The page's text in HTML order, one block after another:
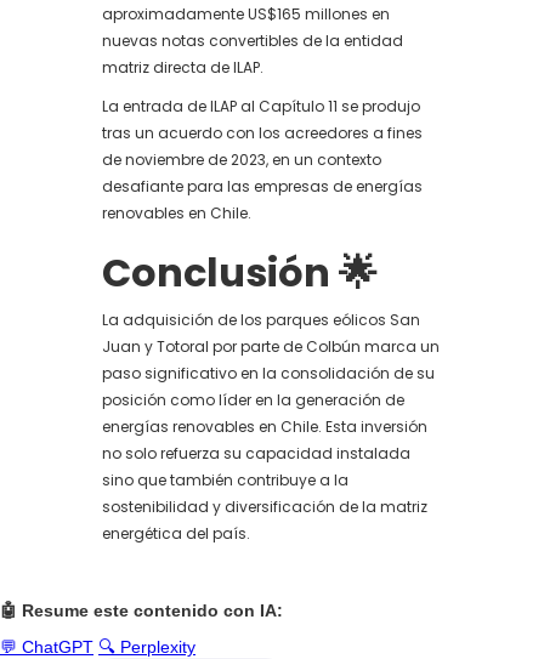
aproximadamente US$165 millones en
nuevas notas convertibles de la entidad
matriz directa de ILAP.
La entrada de ILAP al Capítulo 11 se produjo
tras un acuerdo con los acreedores a fines
de noviembre de 2023, en un contexto
desafiante para las empresas de energías
renovables en Chile.
Conclusión 🌟
La adquisición de los parques eólicos San
Juan y Totoral por parte de Colbún marca un
paso significativo en la consolidación de su
posición como líder en la generación de
energías renovables en Chile. Esta inversión
no solo refuerza su capacidad instalada
sino que también contribuye a la
sostenibilidad y diversificación de la matriz
energética del país.
🤖 Resume este contenido con IA:
💬 ChatGPT 🔍 Perplexity